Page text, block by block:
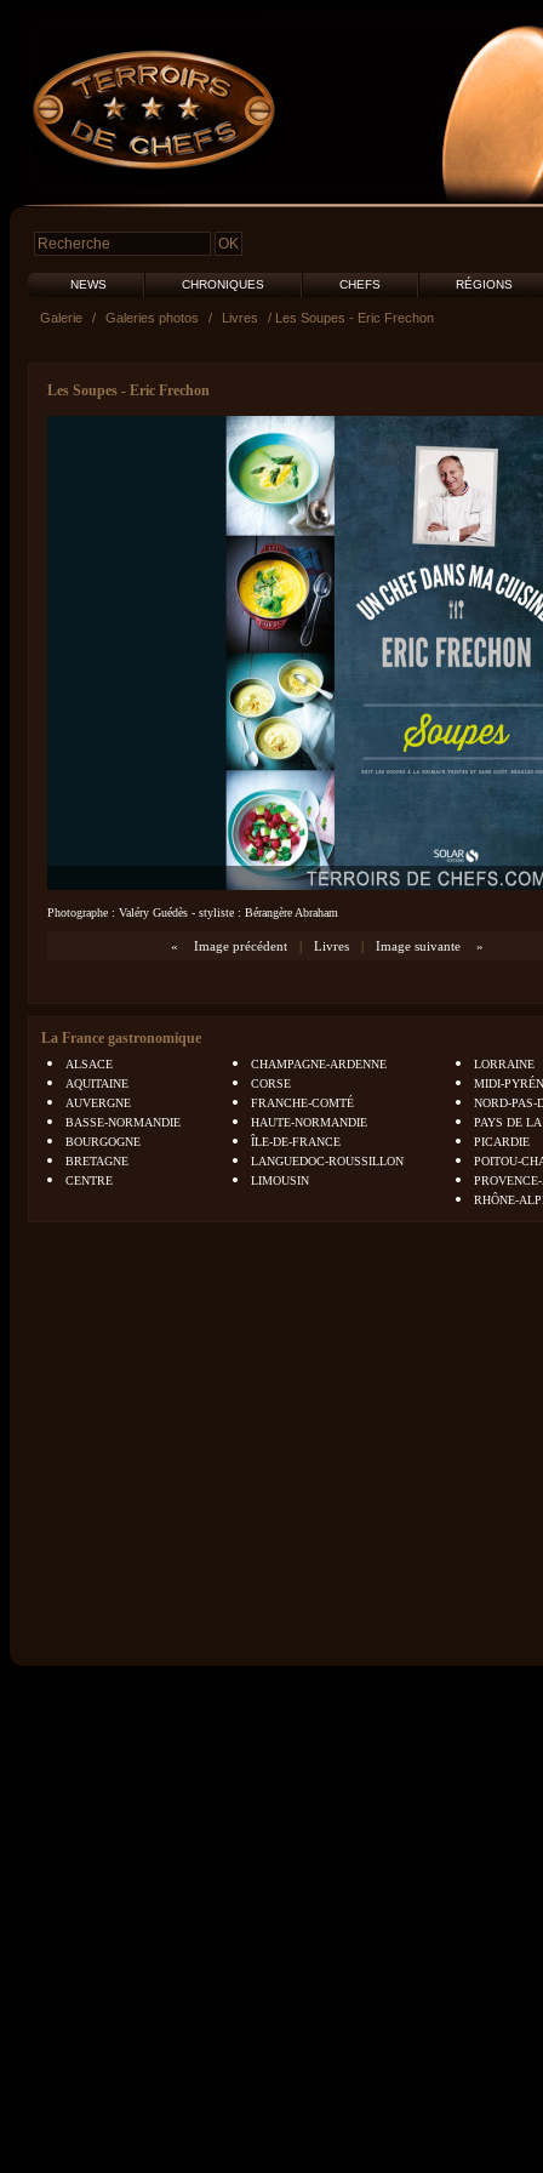
NEWS CHRONIQUES CHEFS RÉGIONS
Galerie / Galeries photos / Livres / Les Soupes - Eric Frechon
Les Soupes - Eric Frechon
Photographe : Valéry Guédès - styliste : Bérangère Abraham
« Image précédent | Livres | Image suivante »
La France gastronomique
ALSACE
AQUITAINE
AUVERGNE
BASSE-NORMANDIE
BOURGOGNE
BRETAGNE
CENTRE
CHAMPAGNE-ARDENNE
CORSE
FRANCHE-COMTÉ
HAUTE-NORMANDIE
ÎLE-DE-FRANCE
LANGUEDOC-ROUSSILLON
LIMOUSIN
LORRAINE
MIDI-
NORD-PAS-
PAYS DE
PICARDIE
POITOU-
RHÔNE-